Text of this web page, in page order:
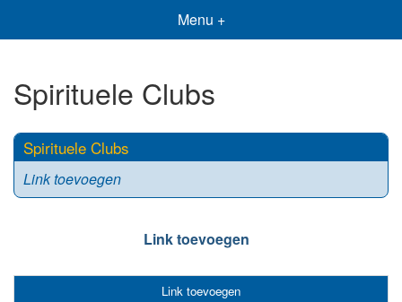
Menu +
Spirituele Clubs
Spirituele Clubs
Link toevoegen
Link toevoegen
Link toevoegen